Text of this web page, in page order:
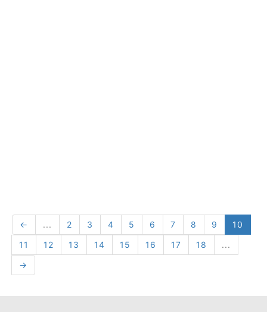
← ... 2 3 4 5 6 7 8 9
10
11
12 13 14 15 16 17 18
...
→